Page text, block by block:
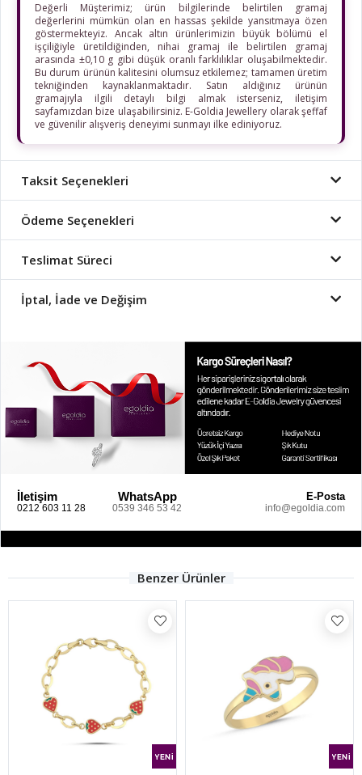
Değerli Müşterimiz; ürün bilgilerinde belirtilen gramaj
değerlerini mümkün olan en hassas şekilde yansıtmaya özen
göstermekteyiz. Ancak altın ürünlerimizin büyük bölümü el
işçiliğiyle üretildiğinden, nihai gramaj ile belirtilen gramaj
arasında ±0,10 g gibi düşük oranlı farklılıklar oluşabilmektedir.
Bu durum ürünün kalitesini olumsuz etkilemez; tamamen üretim
tekniğinden kaynaklanmaktadır. Satın aldığınız ürünün
gramajıyla ilgili detaylı bilgi almak isterseniz, iletişim
sayfamızdan bize ulaşabilirsiniz. E-Goldia Jewellery olarak şeffaf
ve güvenilir alışveriş deneyimi sunmayı ilke ediniyoruz.
Taksit Seçenekleri
Ödeme Seçenekleri
Teslimat Süreci
İptal, İade ve Değişim
İletişim
0212 603 11 28
WhatsApp
0539 346 53 42
E-Posta
info@egoldia.com
Benzer Ürünler